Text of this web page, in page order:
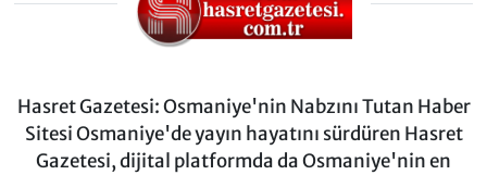
Hasret Gazetesi: Osmaniye'nin Nabzını Tutan Haber
Sitesi Osmaniye'de yayın hayatını sürdüren Hasret
Gazetesi, dijital platformda da Osmaniye'nin en